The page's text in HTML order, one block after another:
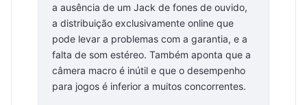
a ausência de um Jack de fones de ouvido,
a distribuição exclusivamente online que
pode levar a problemas com a garantia, e a
falta de som estéreo. Também aponta que a
câmera macro é inútil e que o desempenho
para jogos é inferior a muitos concorrentes.